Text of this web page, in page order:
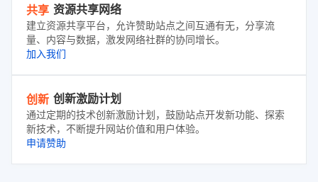
共享 资源共享网络
建立资源共享平台，允许赞助站点之间互通有无，分享流
量、内容与数据，激发网络社群的协同增长。
加入我们
创新 创新激励计划
通过定期的技术创新激励计划，鼓励站点开发新功能、探索
新技术，不断提升网站价值和用户体验。
申请赞助